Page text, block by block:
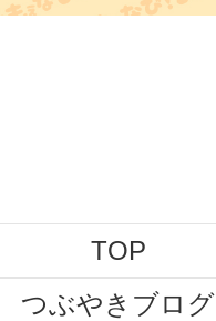
TOP
つぶやきブログ